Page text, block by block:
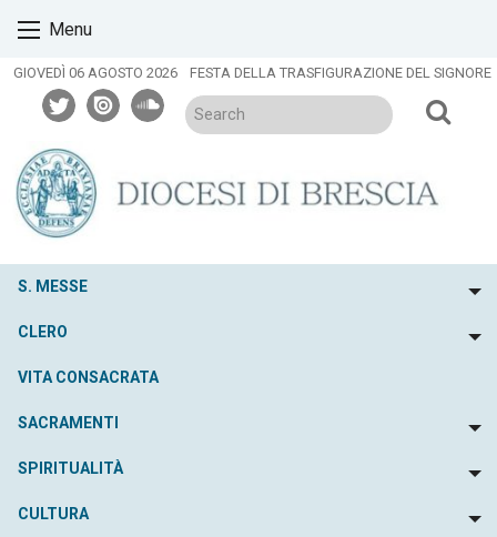
content
Menu
GIOVEDÌ 06 AGOSTO 2026 FESTA DELLA TRASFIGURAZIONE DEL SIGNORE
twitterissuusoundcloud
S. MESSE
CLERO
VITA CONSACRATA
SACRAMENTI
SPIRITUALITÀ
CULTURA